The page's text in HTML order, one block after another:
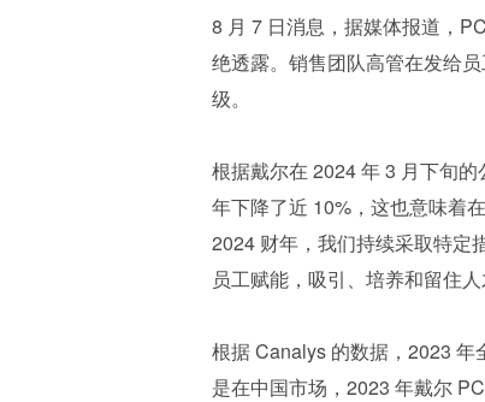
8 月 7 日消息，据媒体报道，
绝透露。销售团队高管在发给
级。
根据戴尔在 2024 年 3 月下旬
年下降了近 10%，这也意味着
2024 财年，我们持续采取特定
员工赋能，吸引、培养和留住人
根据 Canalys 的数据，2023
是在中国市场，2023 年戴尔